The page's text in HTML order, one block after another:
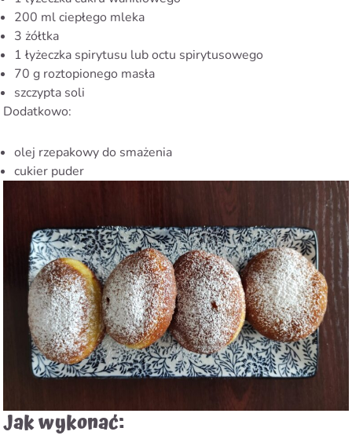
200 ml ciepłego mleka
3 żółtka
1 łyżeczka spirytusu lub octu spirytusowego
70 g roztopionego masła
szczypta soli
Dodatkowo:
olej rzepakowy do smażenia
cukier puder
Jak wykonać: